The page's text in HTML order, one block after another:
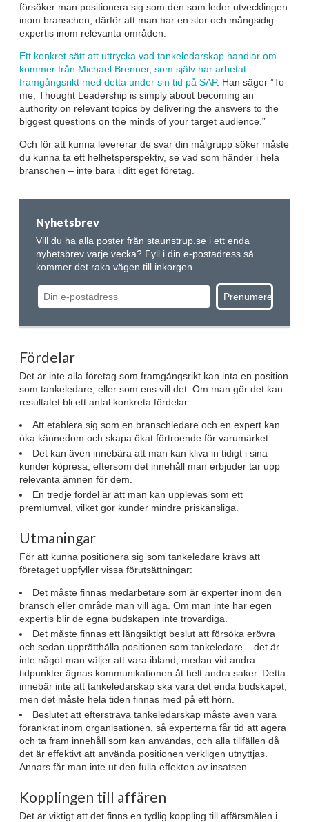
försöker man positionera sig som den som leder utvecklingen
inom branschen, därför att man har en stor och mångsidig
expertis inom relevanta områden.
Ett konkret sätt att uttrycka vad tankeledarskap handlar om
kommer från Michael Brenner, som själv har arbetat
framgångsrikt med detta under sin tid på SAP. Han säger ”To
me, Thought Leadership is simply about becoming an
authority on relevant topics by delivering the answers to the
biggest questions on the minds of your target audience.”
Och för att kunna levererar de svar din målgrupp söker måste
du kunna ta ett helhetsperspektiv, se vad som händer i hela
branschen – inte bara i ditt eget företag.
Nyhetsbrev
Vill du ha alla poster från staunstrup.se i ett enda
nyhetsbrev varje vecka? Fyll i din e-postadress så
kommer det raka vägen till inkorgen.
Fördelar
Det är inte alla företag som framgångsrikt kan inta en position
som tankeledare, eller som ens vill det. Om man gör det kan
resultatet bli ett antal konkreta fördelar:
Att etablera sig som en branschledare och en expert kan
öka kännedom och skapa ökat förtroende för varumärket.
Det kan även innebära att man kan kliva in tidigt i sina
kunder köpresa, eftersom det innehåll man erbjuder tar upp
relevanta ämnen för dem.
En tredje fördel är att man kan upplevas som ett
premiumval, vilket gör kunder mindre priskänsliga.
Utmaningar
För att kunna positionera sig som tankeledare krävs att
företaget uppfyller vissa förutsättningar:
Det måste finnas medarbetare som är experter inom den
bransch eller område man vill äga. Om man inte har egen
expertis blir de egna budskapen inte trovärdiga.
Det måste finnas ett långsiktigt beslut att försöka erövra
och sedan upprätthålla positionen som tankeledare – det är
inte något man väljer att vara ibland, medan vid andra
tidpunkter ägnas kommunikationen åt helt andra saker. Detta
innebär inte att tankeledarskap ska vara det enda budskapet,
men det måste hela tiden finnas med på ett hörn.
Beslutet att eftersträva tankeledarskap måste även vara
förankrat inom organisationen, så experterna får tid att agera
och ta fram innehåll som kan användas, och alla tillfällen då
det är effektivt att använda positionen verkligen utnyttjas.
Annars får man inte ut den fulla effekten av insatsen.
Kopplingen till affären
Det är viktigt att det finns en tydlig koppling till affärsmålen i